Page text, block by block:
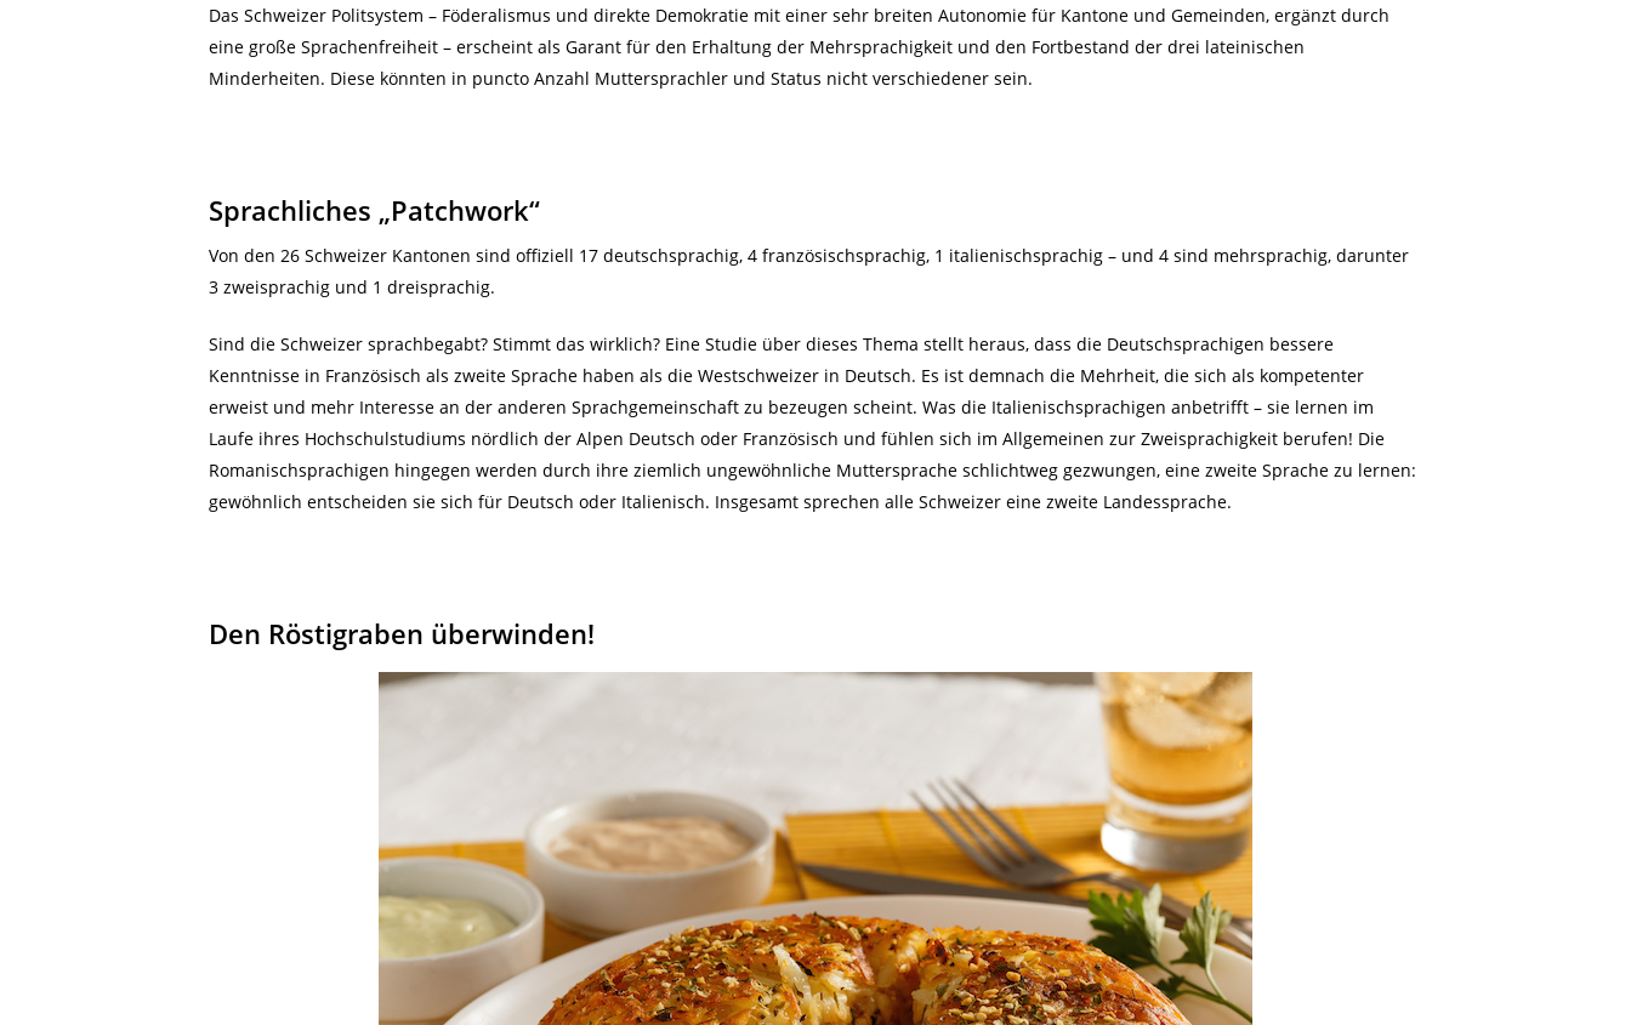
Das Schweizer Politsystem – Föderalismus und direkte Demokratie mit einer sehr breiten Autonomie für Kantone und Gemeinden, ergänzt durch
eine große Sprachenfreiheit – erscheint als Garant für den Erhaltung der Mehrsprachigkeit und den Fortbestand der drei lateinischen
Minderheiten. Diese könnten in puncto Anzahl Muttersprachler und Status nicht verschiedener sein.
Sprachliches „Patchwork“
Von den 26 Schweizer Kantonen sind offiziell 17 deutschsprachig, 4 französischsprachig, 1 italienischsprachig – und 4 sind mehrsprachig, darunter
3 zweisprachig und 1 dreisprachig.
Sind die Schweizer sprachbegabt? Stimmt das wirklich? Eine Studie über dieses Thema stellt heraus, dass die Deutschsprachigen bessere
Kenntnisse in Französisch als zweite Sprache haben als die Westschweizer in Deutsch. Es ist demnach die Mehrheit, die sich als kompetenter
erweist und mehr Interesse an der anderen Sprachgemeinschaft zu bezeugen scheint. Was die Italienischsprachigen anbetrifft – sie lernen im
Laufe ihres Hochschulstudiums nördlich der Alpen Deutsch oder Französisch und fühlen sich im Allgemeinen zur Zweisprachigkeit berufen! Die
Romanischsprachigen hingegen werden durch ihre ziemlich ungewöhnliche Muttersprache schlichtweg gezwungen, eine zweite Sprache zu lernen:
gewöhnlich entscheiden sie sich für Deutsch oder Italienisch. Insgesamt sprechen alle Schweizer eine zweite Landessprache.
Den Röstigraben überwinden!